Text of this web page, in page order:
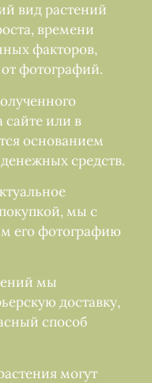
вид растений
времени
факторов,
фотографий.
сайте или в
основанием
средств.
мы с
его фотографию
мы
доставку,
способ
могут